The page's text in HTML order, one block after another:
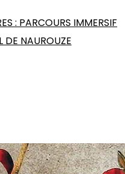
: PARCOURS IMMERSIF
DE NAUROUZE